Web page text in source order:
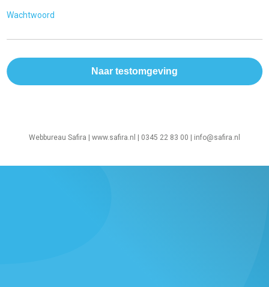
Wachtwoord
Webbureau Safira | www.safira.nl | 0345 22 83 00 | info@safira.nl